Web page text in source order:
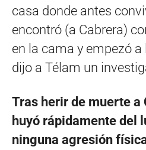
casa donde antes
encontró (a Cabrera)
en la cama y empezó
dijo a Télam un
Tras herir de muerte a
huyó rápidamente del
ninguna agresión